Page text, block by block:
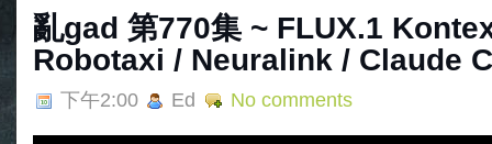
亂‌‌‌gad‌‌‌ ‌‌‌‌‌第‌‌‌770集 ~ FLUX.1
Robotaxi / Neuralink / Claude
下午2:00 Ed No comments